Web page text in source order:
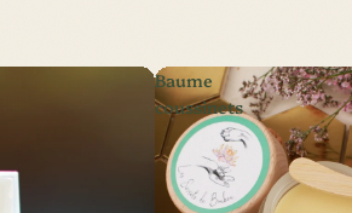
Baume
coussinets